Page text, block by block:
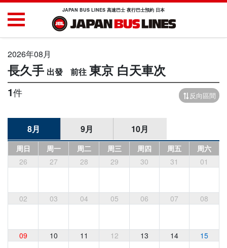
JAPAN BUS LINES 高速巴士 夜行巴士預約 日本
2026年08月
長久手 東京 白天車次
1件 反向區間
8月 9月 10月
周日 周一 周二 周三 周四 周五
周六
26
27 28 29 30 31 01
02 03 04 05 06 07 08
09 10 11 12 13 14 15